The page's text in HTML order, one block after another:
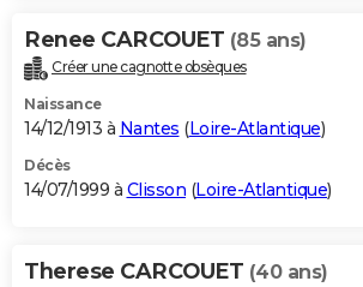
Renee CARCOUET (85 ans)
Créer une cagnotte obsèques
Naissance
14/12/1913 à Nantes (Loire-Atlantique)
Décès
14/07/1999 à Clisson (Loire-Atlantique)
Therese CARCOUET (40 ans)